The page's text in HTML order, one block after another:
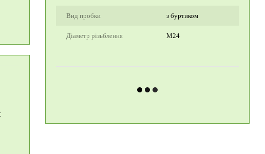
Вид пробки з буртиком
Діаметр різьблення М24